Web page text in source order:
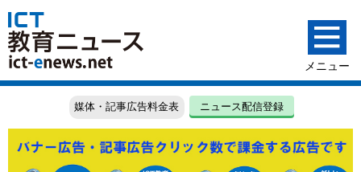
媒体・記事広告料金表 ニュース配信登録